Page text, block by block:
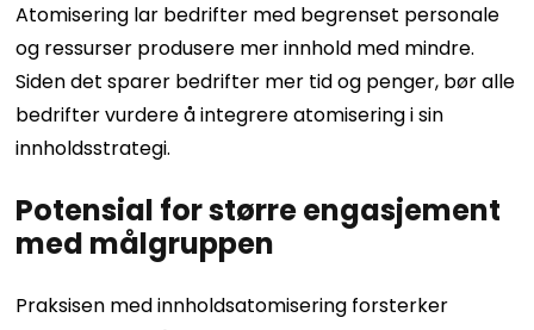
Atomisering lar bedrifter med begrenset personale
og ressurser produsere mer innhold med mindre.
Siden det sparer bedrifter mer tid og penger, bør alle
bedrifter vurdere å integrere atomisering i sin
innholdsstrategi.
Potensial for større engasjement
med målgruppen
Praksisen med innholdsatomisering forsterker